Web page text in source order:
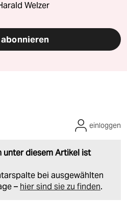
Welzer
unter diesem Artikel ist
bei ausgewählten
– hier sind sie zu finden.
einloggen